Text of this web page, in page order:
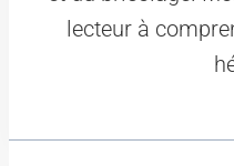
lecteur à